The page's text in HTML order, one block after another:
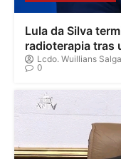
Lula da Silva
radioterapia tras
Lcdo. Wuillians
0